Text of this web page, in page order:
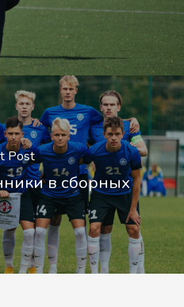
Post
в сборных